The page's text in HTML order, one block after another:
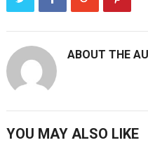
ABOUT THE
YOU MAY ALSO LIKE